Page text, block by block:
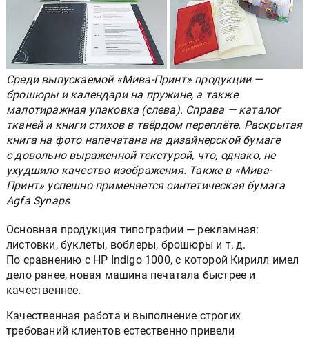
Среди выпускаемой «Мива-Принт» продукции —
брошюры и календари на пружине, а также
малотиражная упаковка (слева). Справа — каталог
тканей и книги стихов в твёрдом переплёте. Раскрытая
книга на фото напечатана на дизайнерской бумаге
с довольно выраженной текстурой, что, однако, не
ухудшило качество изображения. Также в «Мива-
Принт» успешно применяется синтетическая бумага
Agfa Synaps
Основная продукция типографии — рекламная:
листовки, буклеты, воблеры, брошюры и т. д.
По сравнению с HP Indigo 1000, с которой Кирилл имел
дело ранее, новая машина печатала быстрее и
качественнее.
Качественная работа и выполнение строгих
требований клиентов естественно привели